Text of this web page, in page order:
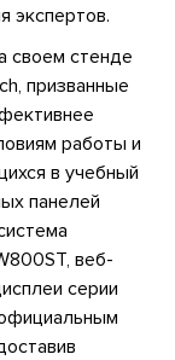
экспертов.
своем стенде
призванные
работы и
в учебный
панелей
веб-
серии